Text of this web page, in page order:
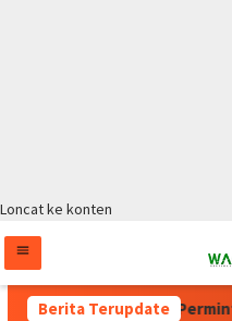
Loncat ke konten
Berita Terupdate
WPA: Surat Permintaan